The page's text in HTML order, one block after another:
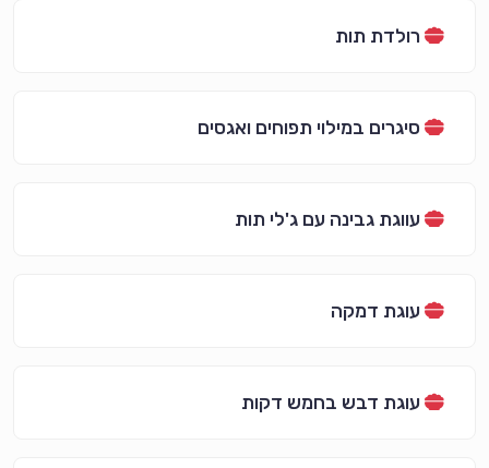
רולדת תות
סיגרים במילוי תפוחים ואגסים
עווגת גבינה עם ג'לי תות
עוגת דמקה
עוגת דבש בחמש דקות